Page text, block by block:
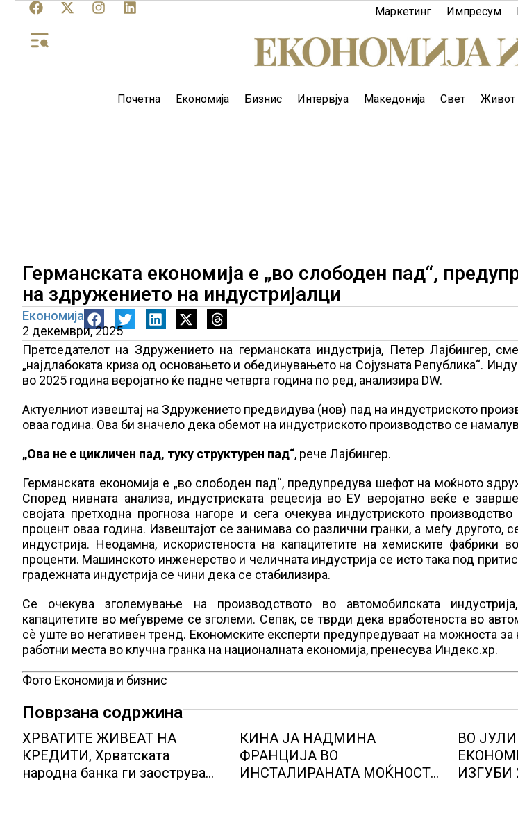
Маркетинг Импресум
Почетна Економија Бизнис Интервјуа Македонија Свет Живот
Германската економија е „во слободен пад“,
на здружението на индустријалци
Економија
2 декември, 2025
Претседателот на Здружението на германската индустрија, Петер Лајбингер,
„најдлабоката криза од основањето и обединувањето на Сојузната Република“.
во 2025 година веројатно ќе падне четврта година по ред, анализира DW.
Актуелниот извештај на Здружението предвидува (нов) пад на индустриското
оваа година. Ова би значело дека обемот на индустриското производство се
„Ова не е цикличен пад, туку структурен пад“, рече Лајбингер.
Германската економија е „во слободен пад“, предупредува шефот на моќното
Според нивната анализа, индустриската рецесија во ЕУ веројатно веќе е
својата претходна прогноза нагоре и сега очекува индустриското
процент оваа година. Извештајот се занимава со различни гранки, а меѓу другото,
индустрија. Неодамна, искористеноста на капацитетите на хемиските фабрики
проценти. Машинското инженерство и челичната индустрија се исто така под
градежната индустрија се чини дека се стабилизира.
Се очекува зголемување на производството во автомобилската
капацитетите во меѓувреме се зголеми. Сепак, се тврди дека вработеноста во
сè уште во негативен тренд. Економските експерти предупредуваат на можноста за
работни места во клучна гранка на националната економија, пренесува Индекс.хр.
Фото Економија и бизнис
Поврзана содржина
ХРВАТИТЕ ЖИВЕАТ НА
КРЕДИТИ, Хрватската
народна банка ги заострува
КИНА ЈА НАДМИНА
ФРАНЦИЈА ВО
ИНСТАЛИРАНАТА МОЌНОСТ
ВО
ИЗГУБИ